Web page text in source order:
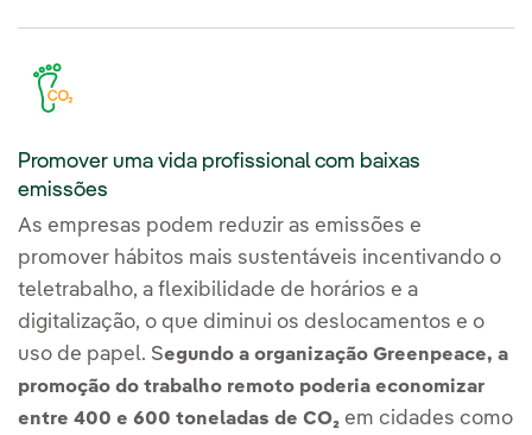
Promover uma vida profissional com baixas
emissões
As empresas podem reduzir as emissões e
promover hábitos mais sustentáveis incentivando o
teletrabalho, a flexibilidade de horários e a
digitalização, o que diminui os deslocamentos e o
uso de papel. Segundo a organização Greenpeace, a
promoção do trabalho remoto poderia economizar
entre 400 e 600 toneladas de CO₂ em cidades como